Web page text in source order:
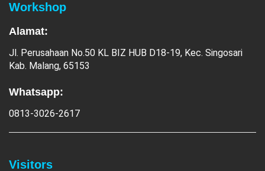
Workshop
Alamat:
Jl. Perusahaan No.50 KL BIZ HUB D18-19, Kec. Singosari
Kab. Malang, 65153
Whatsapp:
0813-3026-2617
Visitors